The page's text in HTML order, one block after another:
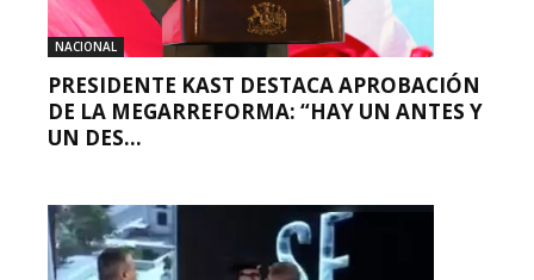
NACIONAL
PRESIDENTE KAST DESTACA APROBACIÓN
DE LA MEGARREFORMA: “HAY UN ANTES Y
UN DES...